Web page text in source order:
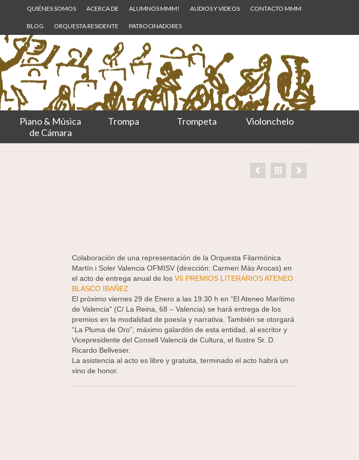
QUIÉNES SOMOS ACERCA DE ALUMNOS MMM! AUDIOS Y VIDEOS CONTACTO MMM
BLOG ORQUESTA RESIDENTE PATROCINADORES
Piano & Música
de Cámara
Trompa Trompeta Violonchelo
Colaboración de una representación de la Orquesta Filarmónica
Martín i Soler Valencia OFMISV (dirección: Carmen Más Arocas) en
el acto de entrega anual de losVII PREMIOS LITERARIOS ATENEO
BLASCO IBAÑEZ.
El próximo viernes 29 de Enero a las 19:30 h en “El Ateneo Marítimo
de Valencia” (C/ La Reina, 68 – Valencia) se hará entrega de los
premios en la modalidad de poesía y narrativa. También se otorgará
“La Pluma de Oro”, máximo galardón de esta entidad, al escritor y
Vicepresidente del Consell Valencià de Cultura, el Ilustre Sr. D.
Ricardo Bellveser.
La asistencia al acto es libre y gratuita, terminado el acto habrá un
vino de honor.